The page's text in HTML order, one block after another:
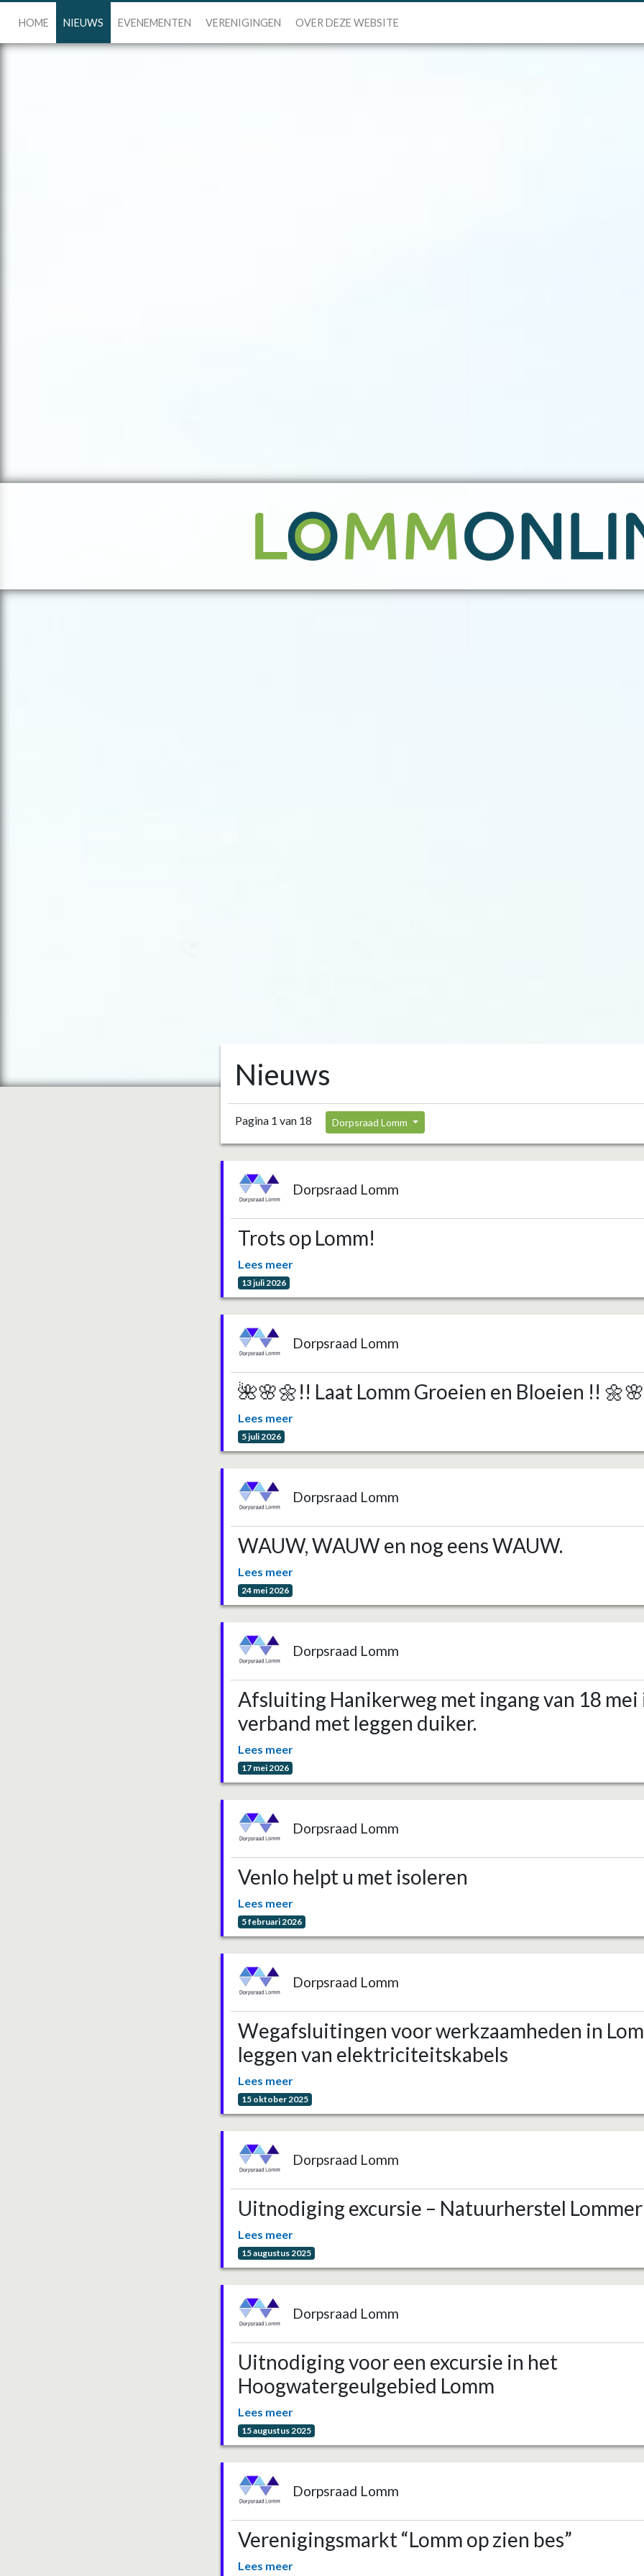
HOME NIEUWS EVENEMENTEN VERENIGINGEN OVER DEZE WEBSITE
Nieuws
Pagina 1 van 18 Dorpsraad Lomm
Dorpsraad Lomm
Trots op Lomm!
Lees meer
13 juli 2026
Dorpsraad Lomm
🌺🌸🌼!! Laat Lomm Groeien en Bloeien !!
Lees meer
5 juli 2026
Dorpsraad Lomm
WAUW, WAUW en nog eens WAUW.
Lees meer
24 mei 2026
Dorpsraad Lomm
Afsluiting Hanikerweg met ingang van 18 mei
verband met leggen duiker.
Lees meer
17 mei 2026
Dorpsraad Lomm
Venlo helpt u met isoleren
Lees meer
5 februari 2026
Dorpsraad Lomm
Wegafsluitingen voor werkzaamheden in
leggen van elektriciteitskabels
Lees meer
15 oktober 2025
Dorpsraad Lomm
Uitnodiging excursie – Natuurherstel
Lees meer
15 augustus 2025
Dorpsraad Lomm
Uitnodiging voor een excursie in het
Hoogwatergeulgebied Lomm
Lees meer
15 augustus 2025
Dorpsraad Lomm
Verenigingsmarkt “Lomm op zien bes”
Lees meer